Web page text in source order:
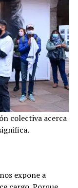
colectiva acerca
expone a